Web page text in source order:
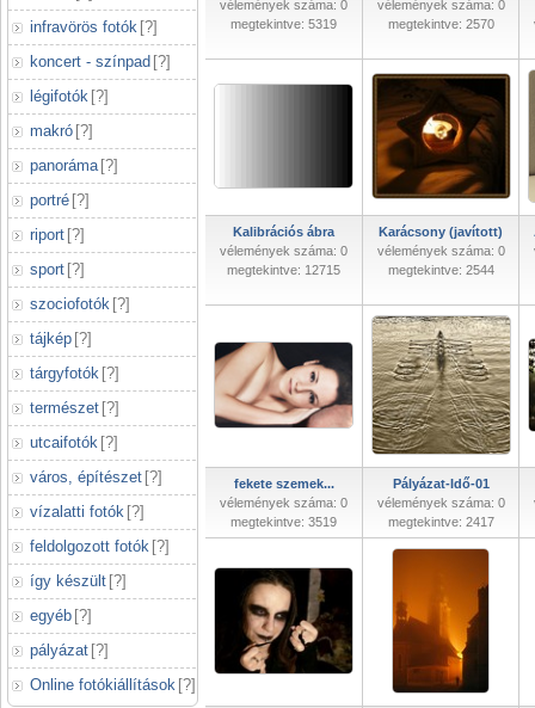
infravörös fotók [?]
koncert - színpad [?]
légifotók [?]
makró [?]
panoráma [?]
portré [?]
riport [?]
sport [?]
szociofotók [?]
tájkép [?]
tárgyfotók [?]
természet [?]
utcaifotók [?]
város, építészet [?]
vízalatti fotók [?]
feldolgozott fotók [?]
így készült [?]
egyéb [?]
pályázat [?]
Online fotókiállítások [?]
vélemények száma: 0
megtekintve: 5319
vélemények száma: 0
megtekintve: 2570
Kalibrációs ábra
vélemények száma: 0
megtekintve: 12715
Karácsony (javított)
vélemények száma: 0
megtekintve: 2544
fekete szemek...
vélemények száma: 0
megtekintve: 3519
Pályázat-Idő-01
vélemények száma: 0
megtekintve: 2417